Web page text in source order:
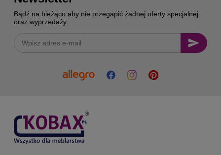
Bądź na bieżąco aby nie przegapić żadnej oferty specjalnej
oraz wyprzedaży.